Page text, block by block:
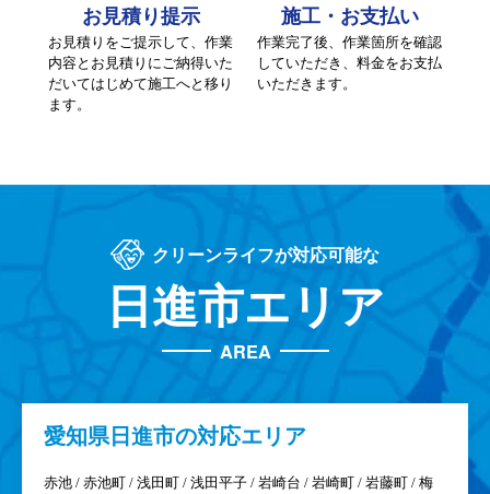
お見積り提示
お見積りをご提示して、作業
内容とお見積りにご納得いた
だいてはじめて施工へと移り
ます。
施工・お支払い
作業完了後、作業箇所を確認
していただき、料金をお支払
いただきます。
クリーンライフが対応可能な
日進市エリア
AREA
愛知県 日進市の対応エリア
赤池 / 赤池町 / 浅田町 / 浅田平子 / 岩崎台 / 岩崎町 / 岩藤町 / 梅